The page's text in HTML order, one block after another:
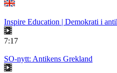
Inspire Education | Demokrati i
7:17
SO-nytt: Antikens Grekland